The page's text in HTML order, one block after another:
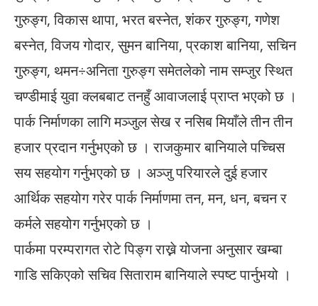
गुरुङ्ग, विकास थापा, भरत बस्नेत, शंकर गुरुङ्ग, गणेश
बस्नेत, विजय गोदार, सुमन बानिया, प्रकाश बानिया, सचिन
गुरुङ्ग, थमन÷अनिता गुरुङ्ग समेतलेको नाम सम्जुर स्थित
चण्डीमाई युवा क्लबबाट तनहुँ आवाजलाई प्राप्त भएको छ ।
पार्क निर्माणका लागि मञ्जुल सेख र नसिब मियाँले तीन तीन
हजार प्रदान गर्नुभएको छ । राजकुमार बानियाले पच्चिस
सय सहयोग गर्नुभएको छ । अञ्जु परियारले दुई हजार
आर्थिक सहयोग गरेर पार्क निर्माणमा तन, मन, धन, बचन र
कर्मले सहयोग गर्नुभएको छ ।
पार्कमा परम्परागत रोटे पिङ्ग राख्ने योजना अनुसार खम्बा
गाडि सकिएको सचिव सिताराम बानियाले स्पष्ट पार्नुभयो ।